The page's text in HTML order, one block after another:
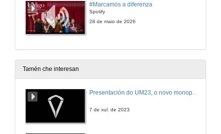
#Marcamos a diferenza
Spotify
28 de maio de 2026
Tamén che interesan
Presentación do UM23, o novo monopraza de UVigo Motorsport
7 de xul. de 2023